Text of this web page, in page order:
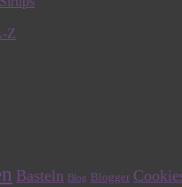
Z
Basteln Blog Blogger